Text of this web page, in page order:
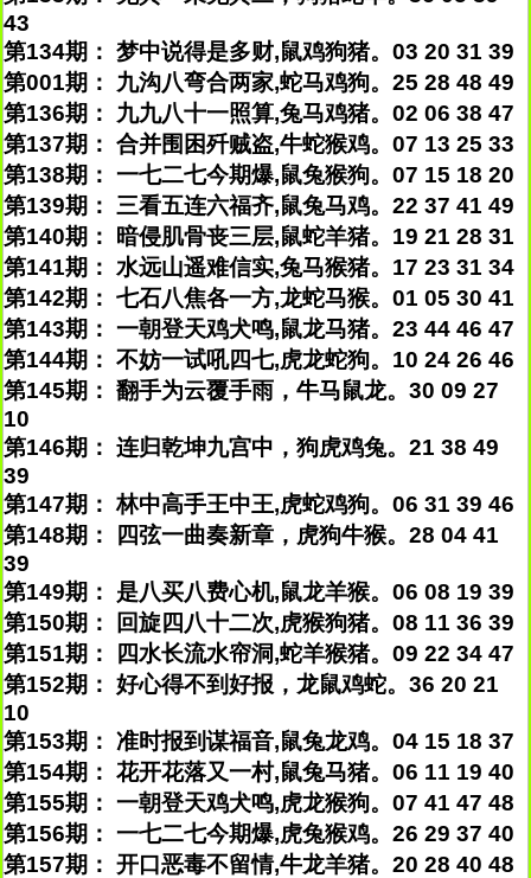
43
第134期： 梦中说得是多财,鼠鸡狗猪。03 20 31 39
第001期： 九沟八弯合两家,蛇马鸡狗。25 28 48 49
第136期： 九九八十一照算,兔马鸡猪。02 06 38 47
第137期： 合并围困歼贼盗,牛蛇猴鸡。07 13 25 33
第138期： 一七二七今期爆,鼠兔猴狗。07 15 18 20
第139期： 三看五连六福齐,鼠兔马鸡。22 37 41 49
第140期： 暗侵肌骨丧三层,鼠蛇羊猪。19 21 28 31
第141期： 水远山遥难信实,兔马猴猪。17 23 31 34
第142期： 七石八焦各一方,龙蛇马猴。01 05 30 41
第143期： 一朝登天鸡犬鸣,鼠龙马猪。23 44 46 47
第144期： 不妨一试吼四七,虎龙蛇狗。10 24 26 46
第145期： 翻手为云覆手雨，牛马鼠龙。30 09 27
10
第146期： 连归乾坤九宫中，狗虎鸡兔。21 38 49
39
第147期： 林中高手王中王,虎蛇鸡狗。06 31 39 46
第148期： 四弦一曲奏新章，虎狗牛猴。28 04 41
39
第149期： 是八买八费心机,鼠龙羊猴。06 08 19 39
第150期： 回旋四八十二次,虎猴狗猪。08 11 36 39
第151期： 四水长流水帘洞,蛇羊猴猪。09 22 34 47
第152期： 好心得不到好报，龙鼠鸡蛇。36 20 21
10
第153期： 准时报到谋福音,鼠兔龙鸡。04 15 18 37
第154期： 花开花落又一村,鼠兔马猪。06 11 19 40
第155期： 一朝登天鸡犬鸣,虎龙猴狗。07 41 47 48
第156期： 一七二七今期爆,虎兔猴鸡。26 29 37 40
第157期： 开口恶毒不留情,牛龙羊猪。20 28 40 48